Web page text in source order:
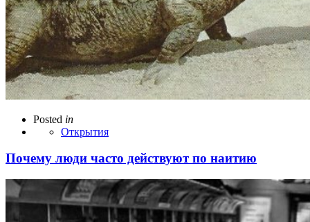
Posted in
Открытия
Почему люди часто действуют по наитию